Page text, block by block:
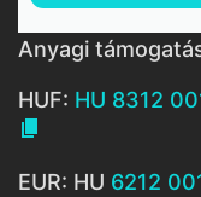
Anyagi
HUF: HU 8312

EUR: HU 6212